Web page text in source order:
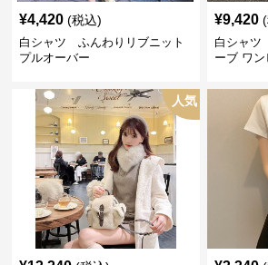
¥4,420 (税込)
白シャツ ふんわりリブニット
プルオーバー
¥9,420
白シャツ
ーブ ワン
人気